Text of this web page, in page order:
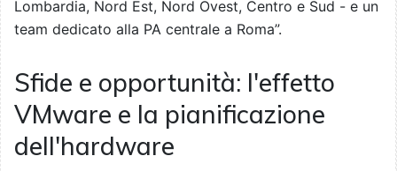
Lombardia, Nord Est, Nord Ovest, Centro e Sud - e un
team dedicato alla PA centrale a Roma”.
Sfide e opportunità: l'effetto
VMware e la pianificazione
dell'hardware